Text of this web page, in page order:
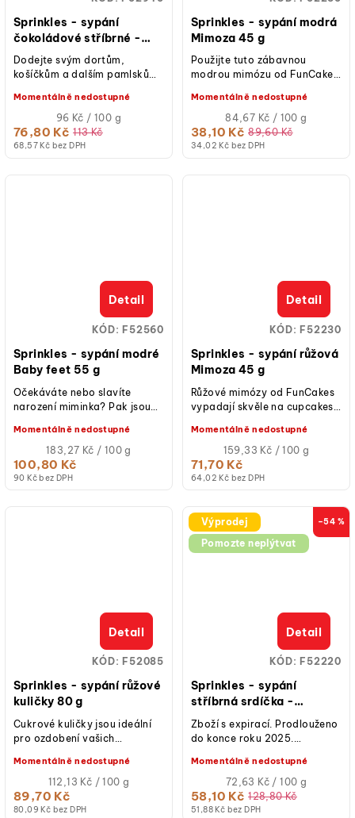
Sprinkles - sypání
čokoládové stříbrné -
metalické 80 g
68,57 Kč bez DPH
76,80 Kč 113 Kč
Měrná
cena:
96 Kč / 100 g
Momentálně nedostupné
Dodejte svým dortům,
košíčkům a dalším pamlskům
čočkou FunCakes metalic
Sprinkles - sypání modrá
Mimoza 45 g
34,02 Kč bez DPH
38,10 Kč 89,60 Kč
Měrná
cena:
84,67 Kč / 100 g
Momentálně nedostupné
Použijte tuto zábavnou
modrou mimózu od FunCakes
sušenek a dalších.
Sprinkles - sypání modré
Baby feet 55 g
90 Kč bez DPH
100,80 Kč
Měrná
cena:
183,27 Kč / 100 g
Momentálně nedostupné
Detail
Očekáváte nebo slavíte
narození miminka? Pak jsou
FunCakes
perfektní. Chlapeček s...
KÓD: F52560
Sprinkles - sypání růžová
Mimoza 45 g
64,02 Kč bez DPH
71,70 Kč
Měrná
cena:
159,33 Kč / 100 g
Momentálně nedostupné
Detail
Růžové mimózy od FunCakes
vypadají skvěle na cupcakes,
dobrotách. Tip: použijte je...
KÓD: F52230
Sprinkles - sypání růžové
kuličky 80 g
80,09 Kč bez DPH
89,70 Kč
Měrná
cena:
112,13 Kč / 100 g
Momentálně nedostupné
Detail
Cukrové kuličky jsou ideální
pro ozdobení vašich
jako jsou cupcaky, muffinky,
koblihy, dorty.
KÓD: F52085
Výprodej
Pomozte neplýtvat
–54 %
Sprinkles - sypání
stříbrná srdíčka -
metalická 80 g
(expirace)
51,88 Kč bez DPH
58,10 Kč 128,80 Kč
Měrná
cena:
72,63 Kč / 100 g
Momentálně nedostupné
Detail
Zboží s expirací. Prodlouženo
do konce roku 2025.
srdíčka metalická 80 g,...
KÓD: F52220